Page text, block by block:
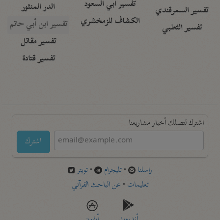
تفسير السمرقندي
تفسير الثعلبي
تفسير أبي السعود
الكشاف للزمخشري
الدر المنثور
تفسير ابن أبي حاتم
تفسير مقاتل
تفسير قتادة
اشترك لتصلك أخبار مشاريعنا
اشترك
راسلنا •تليجرام •تويتر
تعليمات •عن الباحث القرآني